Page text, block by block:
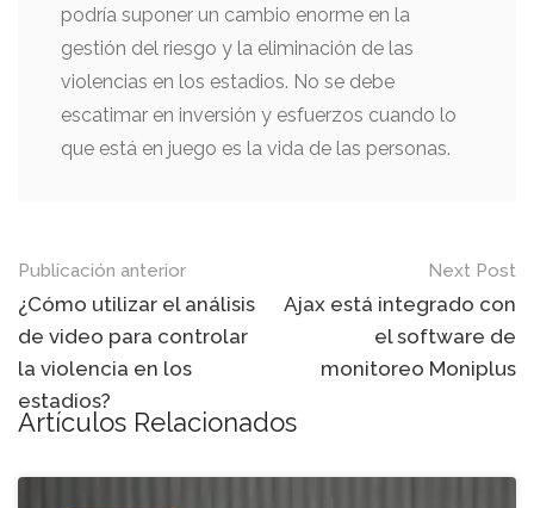
podría suponer un cambio enorme en la
gestión del riesgo y la eliminación de las
violencias en los estadios. No se debe
escatimar en inversión y esfuerzos cuando lo
que está en juego es la vida de las personas.
Mensaje
de
navegación
Publicación anterior
¿Cómo utilizar el análisis
de video para controlar
la violencia en los
estadios?
Next Post
Ajax está integrado con
el software de
monitoreo Moniplus
Artículos Relacionados